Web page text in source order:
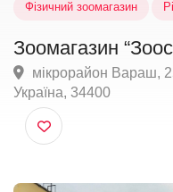
Зоомагазин
мікрорайон
Україна, 34400